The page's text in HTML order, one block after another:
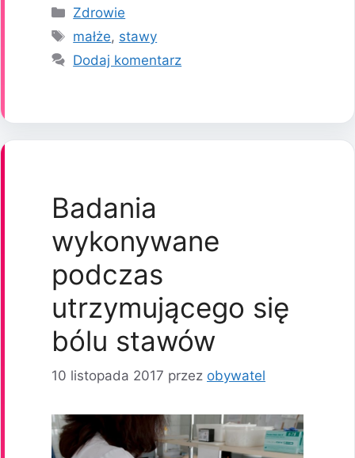
Kategorie
Zdrowie
Tagi
małże, stawy
Dodaj komentarz
Badania
wykonywane
podczas
utrzymującego się
bólu stawów
10 listopada 2017 przez obywatel